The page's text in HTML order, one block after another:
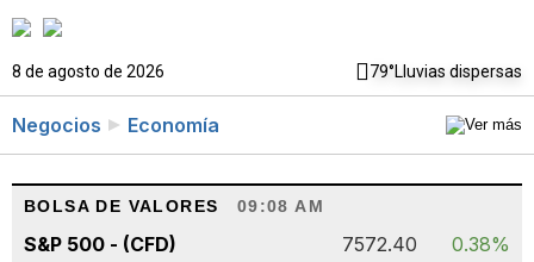
8 de agosto de 2026 79°Lluvias dispersas
Negocios Economía
BOLSA DE VALORES 09:08 AM
S&P 500 - (CFD) 7572.40
0.38%